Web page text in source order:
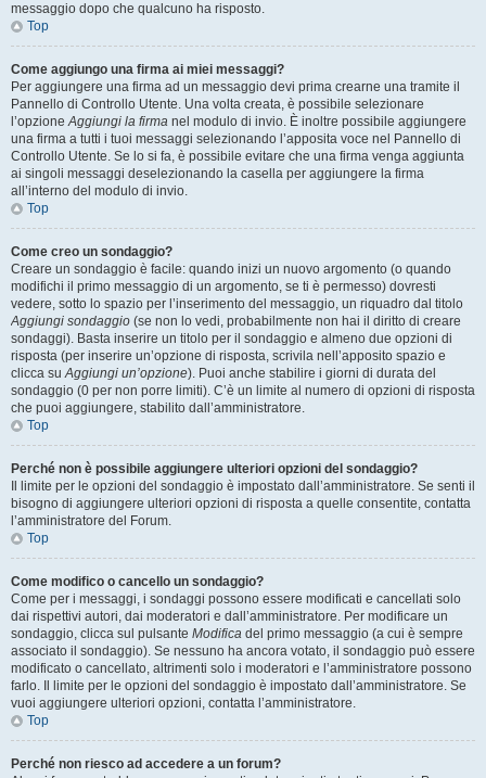
messaggio dopo che qualcuno ha risposto.
Top
Come aggiungo una firma ai miei messaggi?
Per aggiungere una firma ad un messaggio devi prima crearne una tramite il
Pannello di Controllo Utente. Una volta creata, è possibile selezionare
l’opzioneAggiungi la firma nel modulo di invio. È inoltre possibile aggiungere
una firma a tutti i tuoi messaggi selezionando l’apposita voce nel Pannello di
Controllo Utente. Se lo si fa, è possibile evitare che una firma venga aggiunta
ai singoli messaggi deselezionando la casella per aggiungere la firma
all’interno del modulo di invio.
Top
Come creo un sondaggio?
Creare un sondaggio è facile: quando inizi un nuovo argomento (o quando
modifichi il primo messaggio di un argomento, se ti è permesso) dovresti
vedere, sotto lo spazio per l’inserimento del messaggio, un riquadro dal titolo
Aggiungi sondaggio (se non lo vedi, probabilmente non hai il diritto di creare
sondaggi). Basta inserire un titolo per il sondaggio e almeno due opzioni di
risposta (per inserire un’opzione di risposta, scrivila nell’apposito spazio e
clicca suAggiungi un’opzione). Puoi anche stabilire i giorni di durata del
sondaggio (0 per non porre limiti). C’è un limite al numero di opzioni di risposta
che puoi aggiungere, stabilito dall’amministratore.
Top
Perché non è possibile aggiungere ulteriori opzioni del sondaggio?
Il limite per le opzioni del sondaggio è impostato dall’amministratore. Se senti il
bisogno di aggiungere ulteriori opzioni di risposta a quelle consentite, contatta
l’amministratore del Forum.
Top
Come modifico o cancello un sondaggio?
Come per i messaggi, i sondaggi possono essere modificati e cancellati solo
dai rispettivi autori, dai moderatori e dall’amministratore. Per modificare un
sondaggio, clicca sul pulsante Modifica del primo messaggio (a cui è sempre
associato il sondaggio). Se nessuno ha ancora votato, il sondaggio può essere
modificato o cancellato, altrimenti solo i moderatori e l’amministratore possono
farlo. Il limite per le opzioni del sondaggio è impostato dall’amministratore. Se
vuoi aggiungere ulteriori opzioni, contatta l’amministratore.
Top
Perché non riesco ad accedere a un forum?